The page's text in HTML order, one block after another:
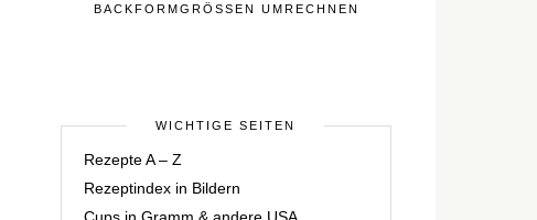
BACKFORMGRÖSSEN UMRECHNEN
WICHTIGE SEITEN
Rezepte A – Z
Rezeptindex in Bildern
Cups in Gramm & andere USA